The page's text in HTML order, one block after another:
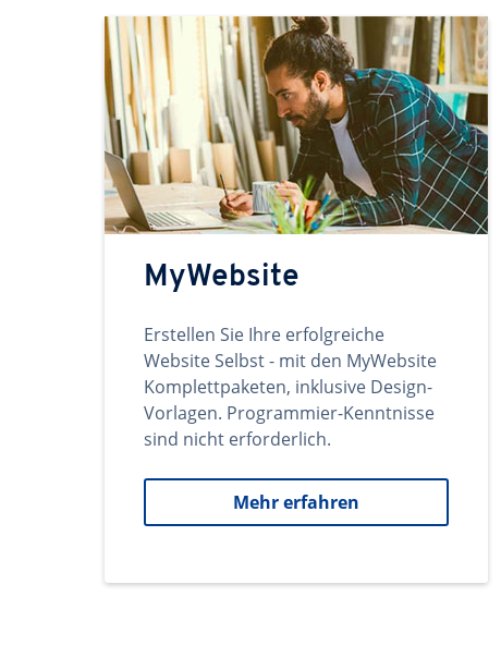
MyWebsite
Erstellen Sie Ihre erfolgreiche
Website Selbst - mit den MyWebsite
Komplettpaketen, inklusive Design-
Vorlagen. Programmier-Kenntnisse
sind nicht erforderlich.
Mehr erfahren